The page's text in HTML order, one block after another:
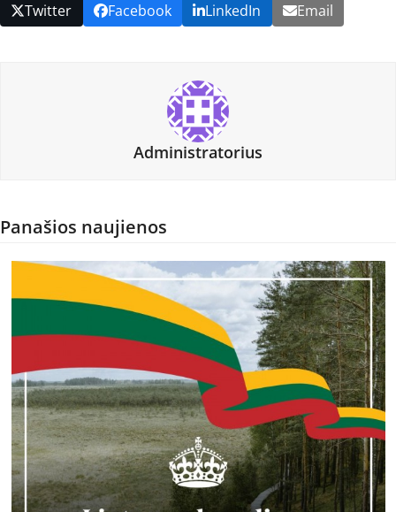
Twitter Facebook LinkedIn Email
Administratorius
Panašios naujienos